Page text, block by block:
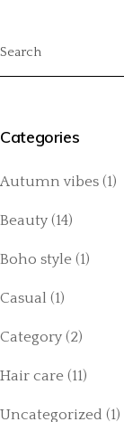
Categories
Autumn vibes (1)
Beauty (14)
Boho style (1)
Casual (1)
Category (2)
Hair care (11)
Uncategorized (1)